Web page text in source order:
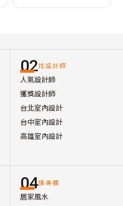
02找設計師
人氣設計師
獲獎設計師
台北室內設計
台中室內設計
高雄室內設計
04讀專欄
居家風水